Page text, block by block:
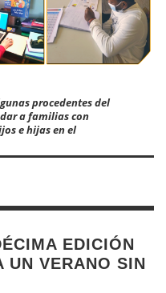
procedentes del
a familias con
e hijas en el
EDICIÓN
UN VERANO SIN